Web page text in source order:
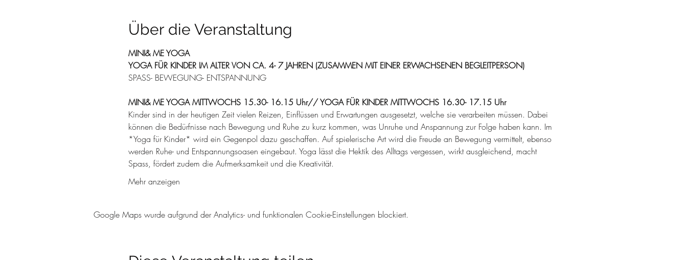
Über die Veranstaltung
MINI& ME YOGA
YOGA FÜR KINDER IM ALTER VON CA. 4- 7 JAHREN (ZUSAMMEN MIT EINER ERWACHSENEN BEGLEITPERSON)
SPASS- BEWEGUNG- ENTSPANNUNG
MINI& ME YOGA MITTWOCHS 15.30- 16.15 Uhr// YOGA FÜR KINDER MITTWOCHS 16.30- 17.15 Uhr
Kinder sind in der heutigen Zeit vielen Reizen, Einflüssen und Erwartungen ausgesetzt, welche sie verarbeiten müssen. Dabei
können die Bedürfnisse nach Bewegung und Ruhe zu kurz kommen, was Unruhe und Anspannung zur Folge haben kann. Im
*Yoga für Kinder* wird ein Gegenpol dazu geschaffen. Auf spielerische Art wird die Freude an Bewegung vermittelt, ebenso
werden Ruhe- und Entspannungsoasen eingebaut. Yoga lässt die Hektik des Alltags vergessen, wirkt ausgleichend, macht
Spass, fördert zudem die Aufmerksamkeit und die Kreativität.
Mehr anzeigen
Google Maps wurde aufgrund der Analytics- und funktionalen Cookie-Einstellungen blockiert.